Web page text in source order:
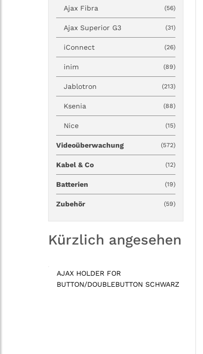
Ajax Fibra (56)
Ajax Superior G3 (31)
iConnect (26)
inim (89)
Jablotron (213)
Ksenia (88)
Nice (15)
Videoüberwachung (572)
Kabel & Co (12)
Batterien (19)
Zubehör (59)
Kürzlich angesehen
AJAX HOLDER FOR
BUTTON/DOUBLEBUTTON SCHWARZ